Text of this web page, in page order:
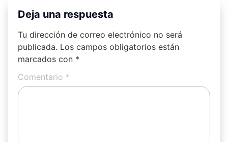
Deja una respuesta
Tu dirección de correo electrónico no será
publicada. Los campos obligatorios están
marcados con *
Comentario *